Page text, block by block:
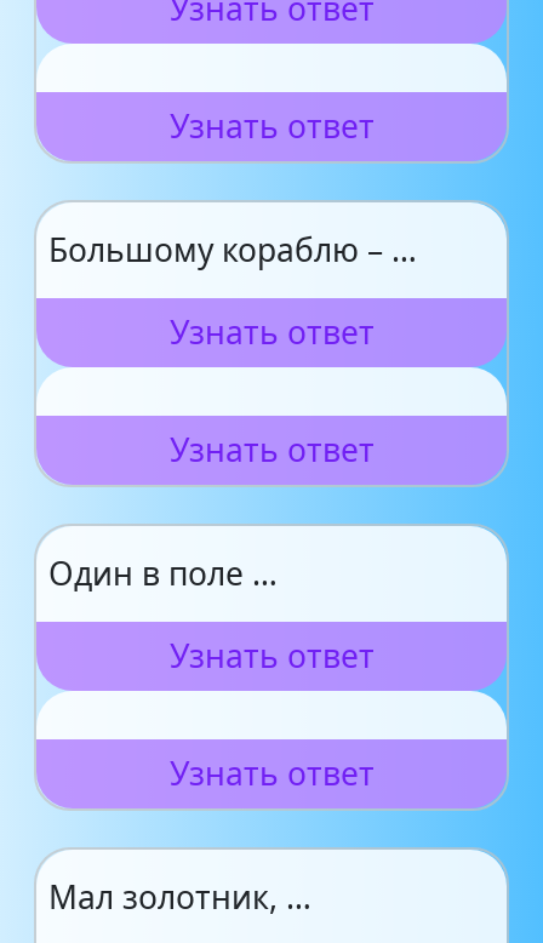
Узнать ответ
Большому кораблю – …
Узнать ответ
Узнать ответ
Один в поле …
Узнать ответ
Узнать ответ
Мал золотник, …